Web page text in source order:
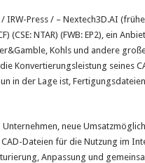
Press / – Nextech3D.AI
(CSE: NTAR) (FWB: EP2), ein
Kohls und andere
Konvertierungsleistung seines
in der Lage ist,
neue
Dateien für die Nutzung im
Anpassung und